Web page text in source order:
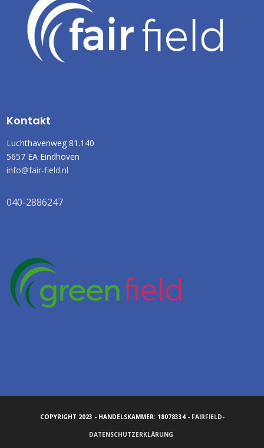
Kontakt
Luchthavenweg 81.140
5657 EA Eindhoven
info@fair-field.nl
040-2886247
COPYRIGHT 2023 - HANDELSKAMMER: 18078334 - FAIRFIELD-
DATENSCHUTZERKLÄRUNG